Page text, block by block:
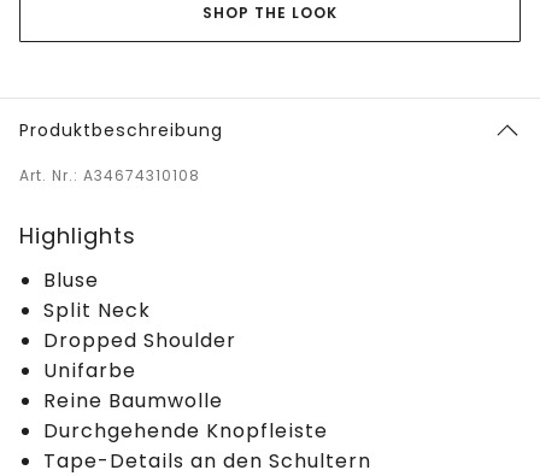
SHOP THE LOOK
Produktbeschreibung
Art. Nr.: A34674310108
Highlights
Bluse
Split Neck
Dropped Shoulder
Unifarbe
Reine Baumwolle
Durchgehende Knopfleiste
Tape-Details an den Schultern